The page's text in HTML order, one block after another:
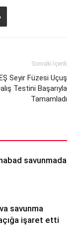
Sonraki İçerik
Seyir Füzesi Uçuş
Testini Başarıyla
Tamamladı
savunmada
savunma
işaret etti